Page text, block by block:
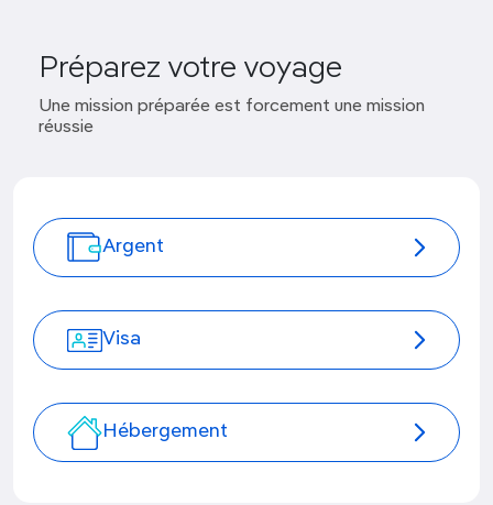
Préparez votre voyage
Une mission préparée est forcement une mission
réussie
Argent
Visa
Hébergement